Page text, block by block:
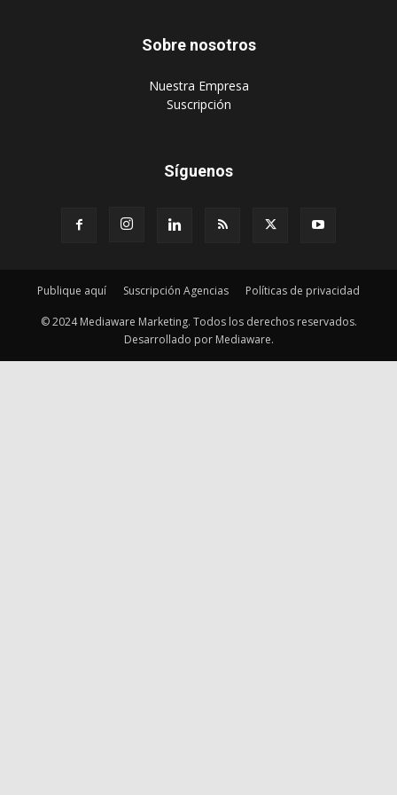
Sobre nosotros
‎Nuestra Empresa
‎Suscripción
Síguenos
Publique aquí Suscripción Agencias Políticas de privacidad
© 2024 Mediaware Marketing. Todos los derechos reservados.
Desarrollado por Mediaware.